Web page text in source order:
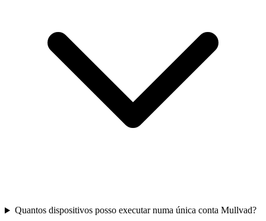
Quantos dispositivos posso executar numa única conta Mullvad?